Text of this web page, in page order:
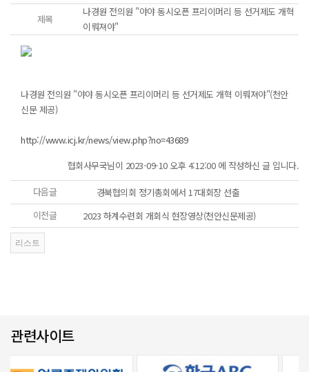
제목
나경원 전의원 "야야 동시오픈 프리이머리 등 선거제도 개혁
이뤄져야"
나경원 전의원 "야야 동시오픈 프리이머리 등 선거제도 개혁 이뤄져야"(천안
신문 제공)
http://www.icj.kr/news/view.php?no=43689
협회사무국님이 2023-09-10 오후 4:12:00 에 작성하신 글 입니다.
다음글
경북협의회 정기총회에서 17대회장 선출
이전글
2023 하계수련회 개회식 현장영상(천안신문제공)
관련사이트